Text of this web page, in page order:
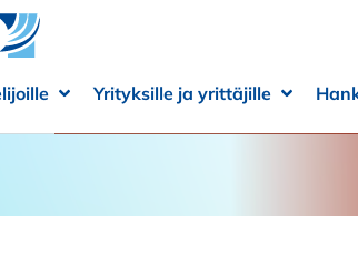
Avaa alivalikko
Sulje alivalikko
Yrityksille ja yrittäjille
Avaa
Sulje